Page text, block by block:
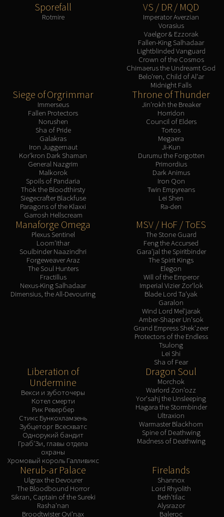
Sporefall
Rotmire
VS / DR / MQD
Imperator Averzian
Vorasius
Vaelgor & Ezzorak
Fallen-King Salhadaar
Lightblinded Vanguard
Crown of the Cosmos
Chimaerus the Undreamt God
Belo'ren, Child of Al'ar
Midnight Falls
Siege of Orgrimmar
Immerseus
Fallen Protectors
Norushen
Sha of Pride
Galakras
Iron Juggernaut
Kor'kron Dark Shaman
General Nazgrim
Malkorok
Spoils of Pandaria
Thok the Bloodthirsty
Siegecrafter Blackfuse
Paragons of the Klaxxi
Garrosh Hellscream
Throne of Thunder
Jin'rokh the Breaker
Horridon
Council of Elders
Tortos
Megaera
Ji-Kun
Durumu the Forgotten
Primordius
Dark Animus
Iron Qon
Twin Empyreans
Lei Shen
Ra-den
Manaforge Omega
Plexus Sentinel
Loom'ithar
Soulbinder Naazindhri
Forgeweaver Araz
The Soul Hunters
Fractillus
Nexus-King Salhadaar
Dimensius, the All-Devouring
MSV / HoF / ToES
The Stone Guard
Feng the Accursed
Gara'jal the Spiritbinder
The Spirit Kings
Elegon
Will of the Emperor
Imperial Vizier Zor'lok
Blade Lord Ta'yak
Garalon
Wind Lord Mel'jarak
Amber-Shaper Un'sok
Grand Empress Shek'zeer
Protectors of the Endless
Tsulong
Lei Shi
Sha of Fear
Liberation of
Undermine
Векси и зуботочеры
Котел смерти
Рик Ревербер
Стикс Бункохламзень
Зубцеторг Всесхватс
Однорукий бандит
Граб'Зи, главы отдела
охраны
Хромовый король Галливикс
Dragon Soul
Morchok
Warlord Zon'ozz
Yor'sahj the Unsleeping
Hagara the Stormbinder
Ultraxion
Warmaster Blackhorn
Spine of Deathwing
Madness of Deathwing
Nerub-ar Palace
Ulgrax the Devourer
The Bloodbound Horror
Sikran, Captain of the Sureki
Rasha'nan
Broodtwister Ovi'nax
Firelands
Shannox
Lord Rhyolith
Beth'tilac
Alysrazor
Baleroc